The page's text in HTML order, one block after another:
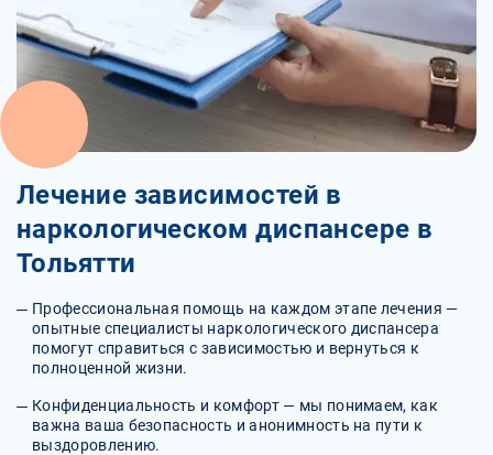
Лечение зависимостей в
наркологическом диспансере в
Тольятти
Профессиональная помощь на каждом этапе лечения —
опытные специалисты наркологического диспансера
помогут справиться с зависимостью и вернуться к
полноценной жизни.
Конфиденциальность и комфорт — мы понимаем, как
важна ваша безопасность и анонимность на пути к
выздоровлению.